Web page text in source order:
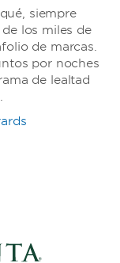
siempre
los miles de
de marcas.
por noches
de lealtad